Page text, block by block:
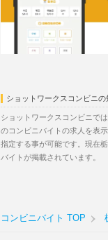
ショットワークスコンビニ
ショットワークスコンビニで
のコンビニバイトの求人を表
指定する事が可能です。現在
バイトが掲載されています。
コンビニバイト TOP